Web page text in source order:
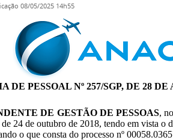
08/05/2025 14h55
DE PESSOAL Nº 257/SGP, DE 28
DE GESTÃO DE PESSOAS,
24 de outubro de 2018, tendo em vista o
o que consta do processo nº